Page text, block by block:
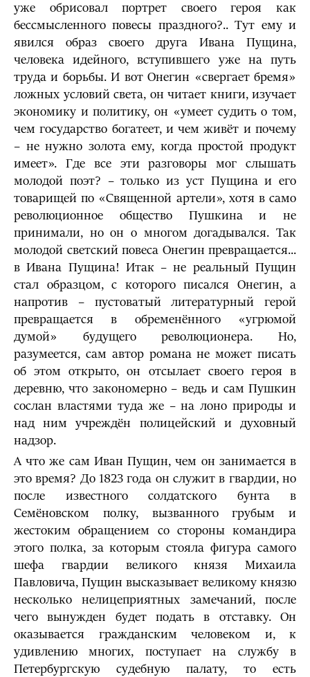
уже обрисовал портрет своего героя как
бессмысленного повесы праздного?.. Тут ему и
явился образ своего друга Ивана Пущина,
человека идейного, вступившего уже на путь
труда и борьбы. И вот Онегин «свергает бремя»
ложных условий света, он читает книги, изучает
экономику и политику, он «умеет судить о том,
чем государство богатеет, и чем живёт и почему
– не нужно золота ему, когда простой продукт
имеет». Где все эти разговоры мог слышать
молодой поэт? – только из уст Пущина и его
товарищей по «Священной артели», хотя в само
революционное общество Пушкина и не
принимали, но он о многом догадывался. Так
молодой светский повеса Онегин превращается...
в Ивана Пущина! Итак – не реальный Пущин
стал образцом, с которого писался Онегин, а
напротив – пустоватый литературный герой
превращается в обременённого «угрюмой
думой» будущего революционера. Но,
разумеется, сам автор романа не может писать
об этом открыто, он отсылает своего героя в
деревню, что закономерно – ведь и сам Пушкин
сослан властями туда же – на лоно природы и
над ним учреждён полицейский и духовный
надзор.
А что же сам Иван Пущин, чем он занимается в
это время? До 1823 года он служит в гвардии, но
после известного солдатского бунта в
Семёновском полку, вызванного грубым и
жестоким обращением со стороны командира
этого полка, за которым стояла фигура самого
шефа гвардии великого князя Михаила
Павловича, Пущин высказывает великому князю
несколько нелицеприятных замечаний, после
чего вынужден будет подать в отставку. Он
оказывается гражданским человеком и, к
удивлению многих, поступает на службу в
Петербургскую судебную палату, то есть